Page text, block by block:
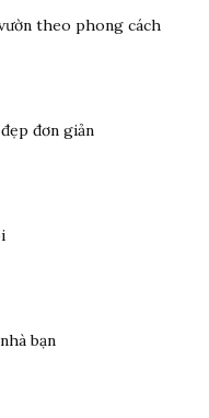
theo phong cách
đơn giản
bạn